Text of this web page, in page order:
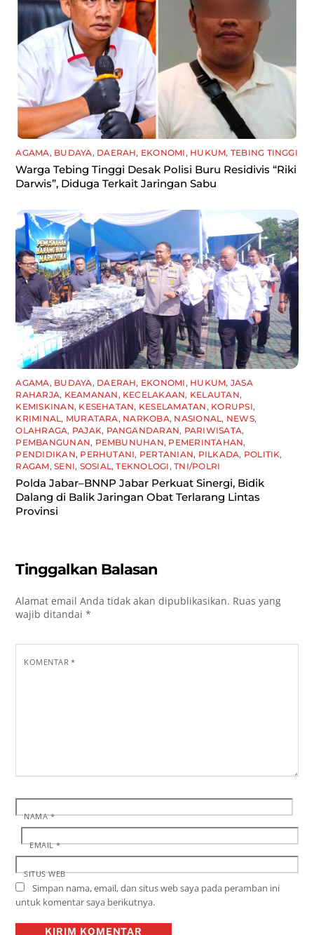
AGAMA, BUDAYA, DAERAH, EKONOMI, HUKUM, TEBING TINGGI
Warga Tebing Tinggi Desak Polisi Buru Residivis “Riki
Darwis”, Diduga Terkait Jaringan Sabu
AGAMA, BUDAYA, DAERAH, EKONOMI, HUKUM, JASA
RAHARJA, KEAMANAN, KECELAKAAN, KELAUTAN,
KEMISKINAN, KESEHATAN, KESELAMATAN, KORUPSI,
KRIMINAL, MURATARA, NARKOBA, NASIONAL, NEWS,
OLAHRAGA, PAJAK, PANGANDARAN, PARIWISATA,
PEMBANGUNAN, PEMBUNUHAN, PEMERINTAHAN,
PENDIDIKAN, PERHUTANI, PERTANIAN, PILKADA, POLITIK,
RAGAM,SENI, SOSIAL,TEKNOLOGI,TNI/POLRI
Polda Jabar–BNNP Jabar Perkuat Sinergi, Bidik
Dalang di Balik Jaringan Obat Terlarang Lintas
Provinsi
Tinggalkan Balasan
Alamat email Anda tidak akan dipublikasikan. Ruas yang
wajib ditandai*
KOMENTAR*
NAMA*
EMAIL*
SITUS WEB
Simpan nama, email, dan situs web saya pada peramban ini
untuk komentar saya berikutnya.